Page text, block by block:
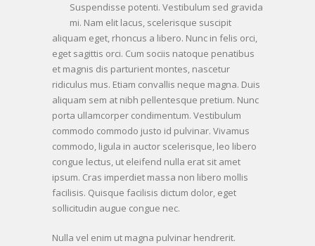
Suspendisse potenti. Vestibulum sed gravida
mi. Nam elit lacus, scelerisque suscipit
aliquam eget, rhoncus a libero. Nunc in felis orci,
eget sagittis orci. Cum sociis natoque penatibus
et magnis dis parturient montes, nascetur
ridiculus mus. Etiam convallis neque magna. Duis
aliquam sem at nibh pellentesque pretium. Nunc
porta ullamcorper condimentum. Vestibulum
commodo commodo justo id pulvinar. Vivamus
commodo, ligula in auctor scelerisque, leo libero
congue lectus, ut eleifend nulla erat sit amet
ipsum. Cras imperdiet massa non libero mollis
facilisis. Quisque facilisis dictum dolor, eget
sollicitudin augue congue nec.
Nulla vel enim ut magna pulvinar hendrerit.